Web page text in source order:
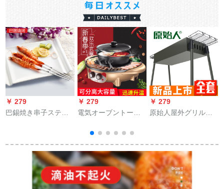
￥ 279
巴錫焼き串子ステア
50本の家庭用羊肉串
鉄仟焼肉の鉄棒棒セ
ットの焼き針です。
￥ 279
電気オーブントース
シドリ鍋電気鍋家庭
用電気オーブン鍋の
しゃぶしゃぶ鍋は一
つの鍋を焼きます。
￥ 279
原始人屋外グリル携
ー道具セット：入門
コース+8点セット+2
つの調味料缶（サー
ビス）